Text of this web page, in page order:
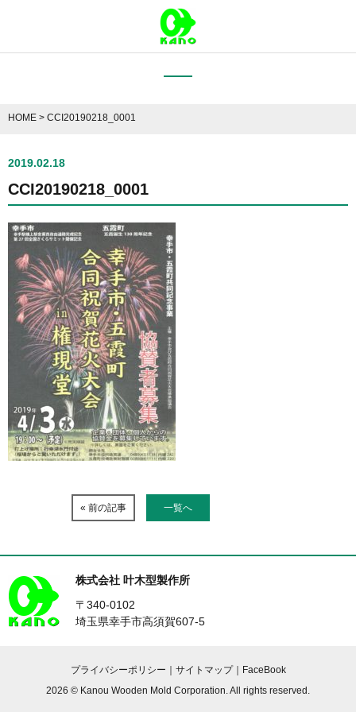
HOME > CCI20190218_0001
2019.02.18
CCI20190218_0001
« 前の記事 一覧へ
株式会社 叶木型製作所
〒340-0102
埼玉県幸手市高須賀607-5
プライバシーポリシー サイトマップ｜
FaceBook
2026 © Kanou Wooden Mold Corporation. All rights reserved.